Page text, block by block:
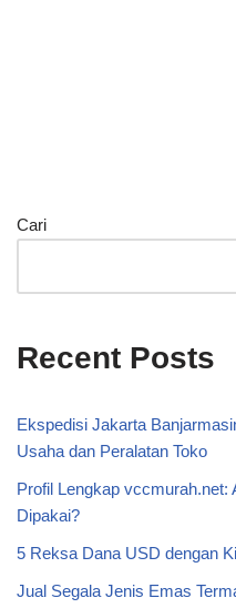
Cari
Recent Posts
Ekspedisi Jakarta
Usaha dan Peralatan Toko
Profil Lengkap vccmurah.net:
Dipakai?
5 Reksa Dana USD dengan
Jual Segala Jenis Emas